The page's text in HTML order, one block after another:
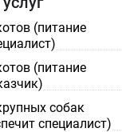
(питание
(питание
собак
специалист)